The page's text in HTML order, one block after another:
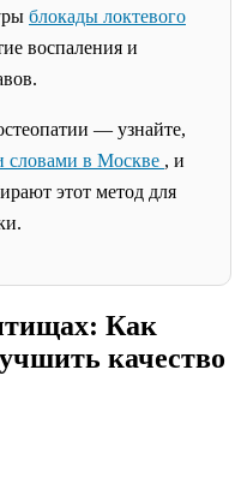
блокады локтевого
воспаления и
— узнайте,
словами в Москве , и
этот метод для
Как
качество